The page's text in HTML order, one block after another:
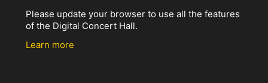
Please update your browser to use all the features
of the Digital Concert Hall.
Learn more